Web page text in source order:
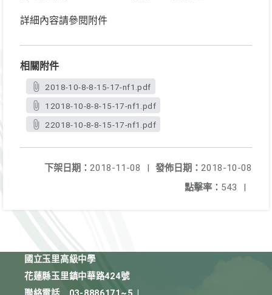
詳細內容請參閱附件
相關附件
2018-10-8-8-15-17-nf1.pdf
12018-10-8-8-15-17-nf1.pdf
22018-10-8-8-15-17-nf1.pdf
發佈日期： 2018-10-08
下架日期： 2018-11-08
|
點擊率： 543 |
國立玉里高級中學
花蓮縣玉里鎮中華路424號